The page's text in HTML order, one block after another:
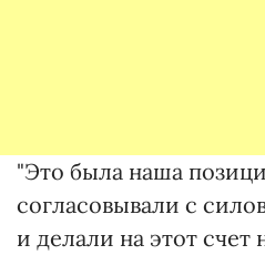
"Это была наша
согласовывали с
и делали на этот счет